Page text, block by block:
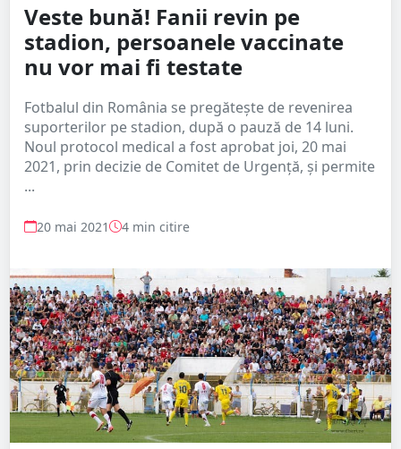
Veste bună! Fanii revin pe
stadion, persoanele vaccinate
nu vor mai fi testate
Fotbalul din România se pregătește de revenirea
suporterilor pe stadion, după o pauză de 14 luni.
Noul protocol medical a fost aprobat joi, 20 mai
2021, prin decizie de Comitet de Urgență, și permite
...
20 mai 2021 4 min citire